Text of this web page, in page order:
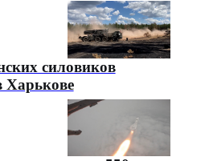
силовиков
Харькове